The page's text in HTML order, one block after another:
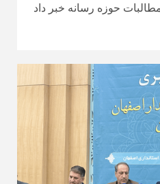
حوزه رسانه خبر داد